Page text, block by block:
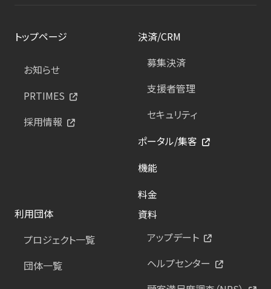
トップページ
お知らせ
PRTIMES
採用情報
決済/CRM
募集決済
支援者管理
セキュリティ
ポータル/集客
機能
料金
利用団体
プロジェクト一覧
団体一覧
資料
アップデート
ヘルプセンター